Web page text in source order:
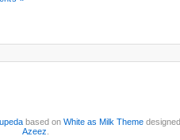
based onWhite as Milk Theme
Azeez